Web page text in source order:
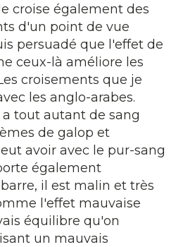
croise également des
d'un point de vue
persuadé que l'effet de
ceux-là améliore les
croisements que je
les anglo-arabes.
tout autant de sang
de galop et
avoir avec le pur-sang
également
il est malin et très
l'effet mauvaise
équilibre qu'on
un mauvais